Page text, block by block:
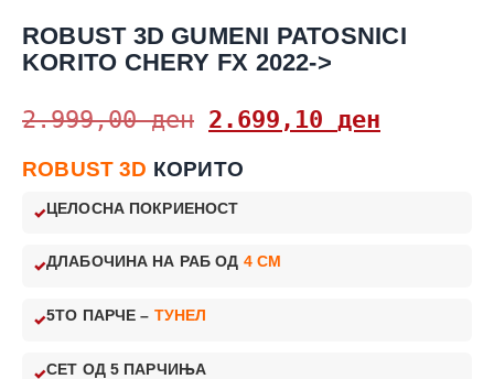
ROBUST 3D GUMENI PATOSNICI
KORITO CHERY FX 2022->
2.999,00ден 2.699,10 ден
ROBUST 3D КОРИТО
ЦЕЛОСНА ПОКРИЕНОСТ
ДЛАБОЧИНА НА РАБ ОД 4 CM
5ТО ПАРЧЕ – ТУНЕЛ
СЕТ ОД 5 ПАРЧИЊА